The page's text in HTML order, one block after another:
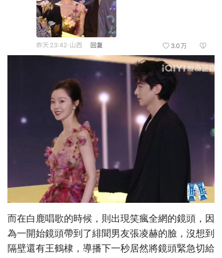
而在白鹿唱歌的時候，則出現笑瘋全網的鏡頭，因
為一開始鏡頭帶到了緋聞男友張凌赫的臉，沒想到
隔壁還有王鶴棣，導播下一秒居然將鏡頭緊急切給